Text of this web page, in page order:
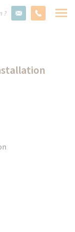
?